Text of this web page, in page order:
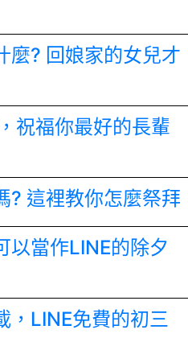
麼? 回娘家的女兒才
祝福你最好的長輩
? 這裡教你怎麼祭拜
以當作LINE的除夕
，LINE免費的初三